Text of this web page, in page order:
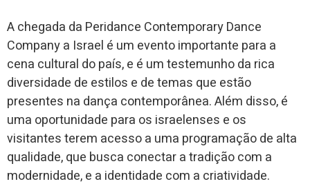
A chegada da Peridance Contemporary Dance
Company a Israel é um evento importante para a
cena cultural do país, e é um testemunho da rica
diversidade de estilos e de temas que estão
presentes na dança contemporânea. Além disso, é
uma oportunidade para os israelenses e os
visitantes terem acesso a uma programação de alta
qualidade, que busca conectar a tradição com a
modernidade, e a identidade com a criatividade.